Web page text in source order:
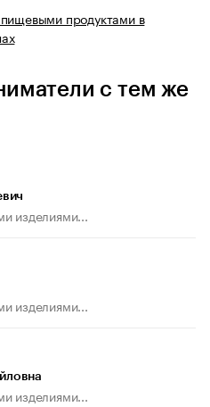
продуктами в
с тем же
изделиями...
изделиями...
изделиями...